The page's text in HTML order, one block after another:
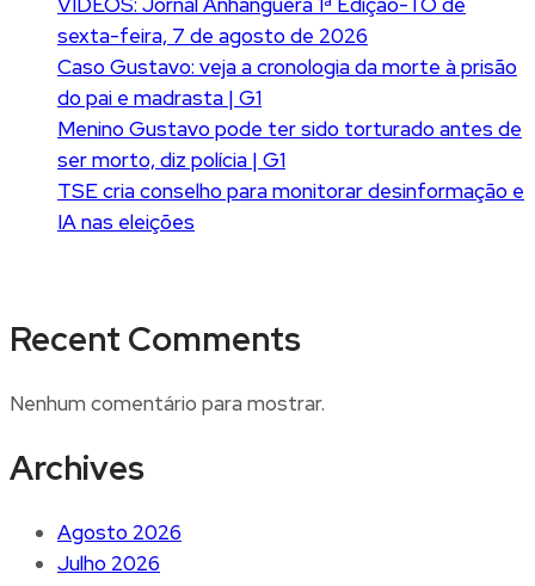
sexta-feira, 7 de agosto de 2026
Caso Gustavo: veja a cronologia da morte à prisão
do pai e madrasta | G1
Menino Gustavo pode ter sido torturado antes de
ser morto, diz polícia | G1
TSE cria conselho para monitorar desinformação e
IA nas eleições
Recent Comments
Nenhum comentário para mostrar.
Archives
Agosto 2026
Julho 2026